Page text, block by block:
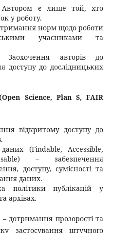
Автором є лише той, хто
у роботу.
норм щодо роботи
учасниками та
Заохочення авторів до
доступу до дослідницьких
Science, Plan S, FAIR
відкритому доступу до
(Findable, Accessible,
– забезпечення
доступу, сумісності та
даних.
політики публікацій у
архівах.
– дотримання прозорості та
застосування штучного